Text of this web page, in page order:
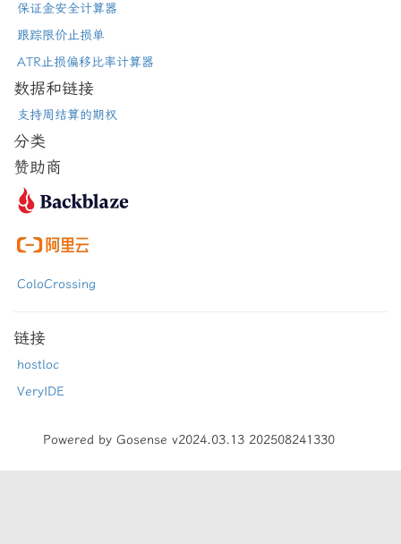
保证金安全计算器
跟踪限价止损单
ATR止损偏移比率计算器
数据和链接
支持周结算的期权
分类
赞助商
ColoCrossing
链接
hostloc
VeryIDE
Powered by Gosense v2024.03.13 202508241330